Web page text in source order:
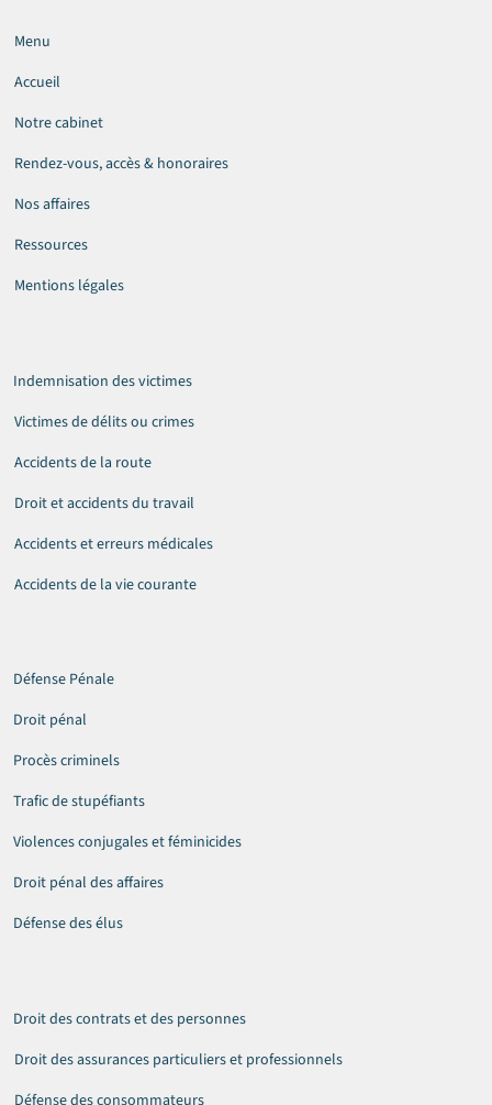
Menu
Accueil
Notre cabinet
Rendez-vous, accès & honoraires
Nos affaires
Ressources
Mentions légales
Défense Pénale
Droit pénal
Procès criminels
Trafic de stupéfiants
Violences conjugales et féminicides
Droit pénal des affaires
Défense des élus
Indemnisation des victimes
Victimes de délits ou crimes
Accidents de la route
Droit et accidents du travail
Accidents et erreurs médicales
Accidents de la vie courante
Droit des contrats et des personnes
Droit des assurances particuliers et professionnels
Défense des consommateurs